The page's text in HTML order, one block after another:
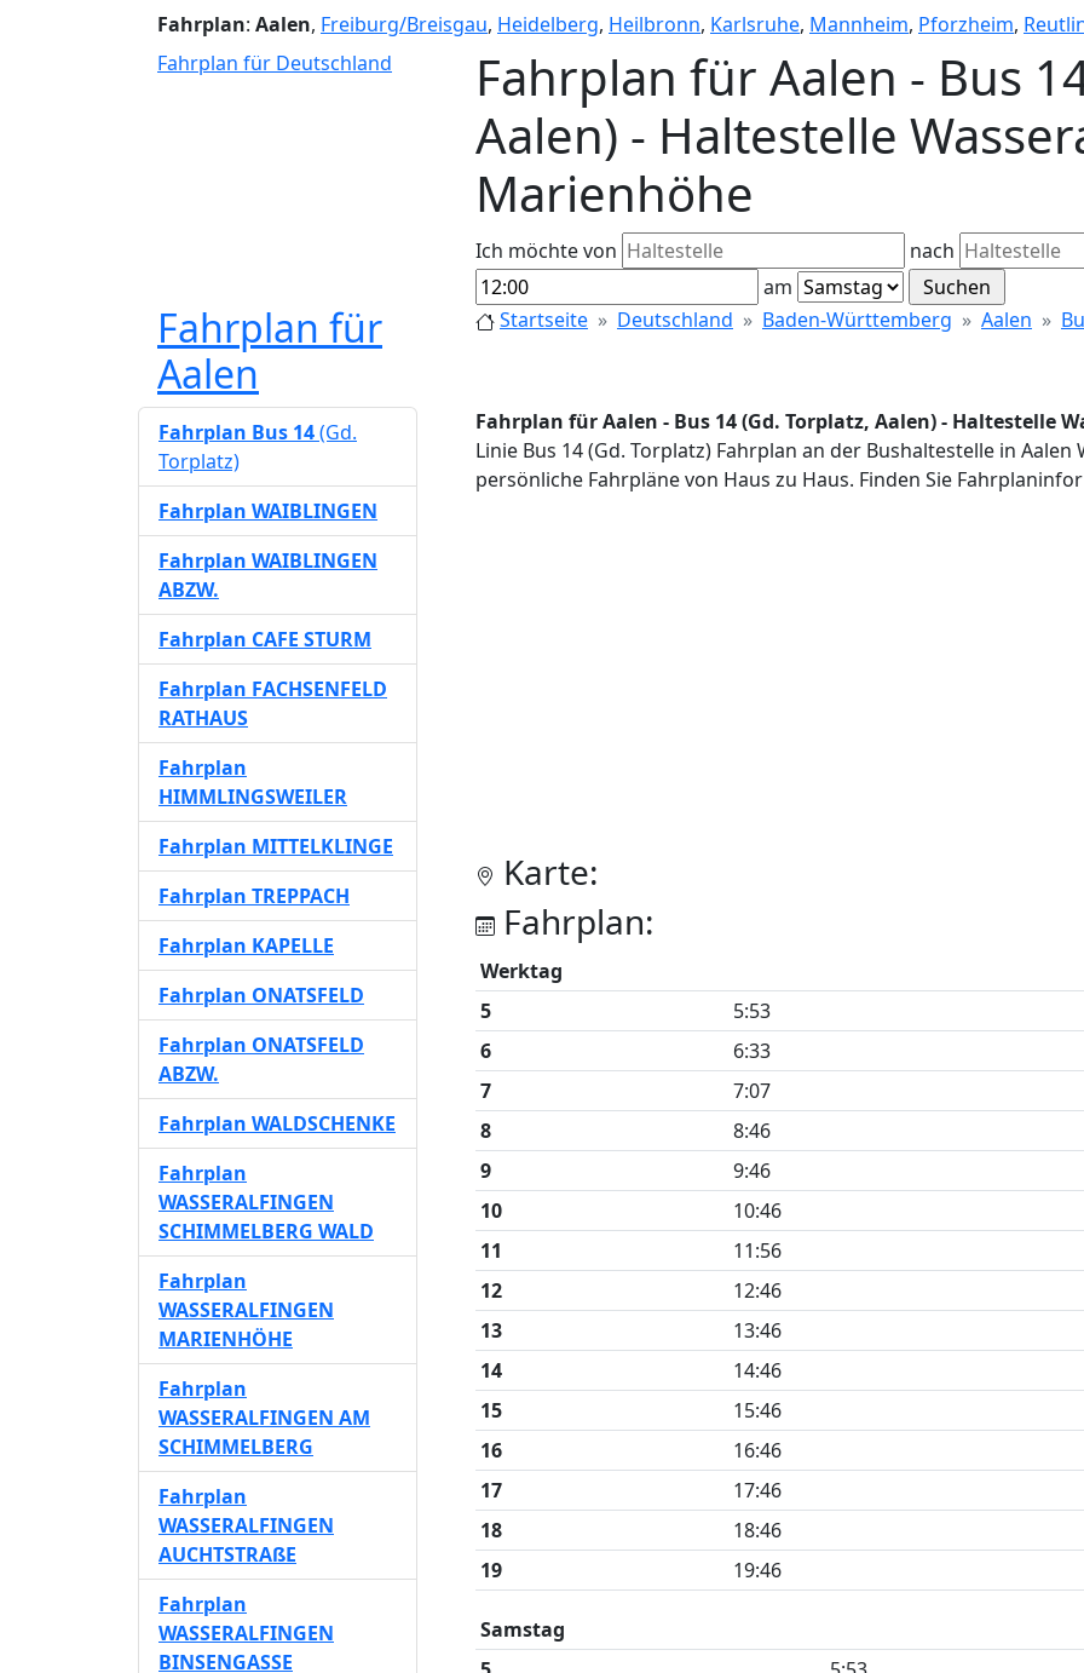
Fahrplan: Aalen, Freiburg/Breisgau, Heidelberg, Heilbronn, Karlsruhe, Mannheim, Pforzheim,
Fahrplan für Deutschland
Fahrplan für Aalen - Bus
Aalen) - Haltestelle
Marienhöhe
Ich möchte von
nach
am
Fahrplan für
Aalen
Startseite Deutschland Baden-Württemberg Aalen
Fahrplan für Aalen - Bus 14 (Gd. Torplatz, Aalen) - Haltestelle
Linie Bus 14 (Gd. Torplatz) Fahrplan an der Bushaltestelle in
persönliche Fahrpläne von Haus zu Haus. Finden Sie
Karte:
Fahrplan:
Werktag
5
5:53
6
6:33
7
7:07
8
8:46
9
9:46
10
10:46
11
11:56
12
12:46
13
13:46
14
14:46
15
15:46
16
16:46
17
17:46
18
18:46
19
19:46
Samstag
Fahrplan Bus 14(Gd.
Torplatz)
Fahrplan WAIBLINGEN
Fahrplan WAIBLINGEN
ABZW.
Fahrplan CAFE STURM
Fahrplan FACHSENFELD
RATHAUS
Fahrplan
HIMMLINGSWEILER
Fahrplan MITTELKLINGE
Fahrplan TREPPACH
Fahrplan KAPELLE
Fahrplan ONATSFELD
Fahrplan ONATSFELD
ABZW.
Fahrplan WALDSCHENKE
Fahrplan
WASSERALFINGEN
SCHIMMELBERG WALD
Fahrplan
WASSERALFINGEN
MARIENHÖHE
Fahrplan
WASSERALFINGEN AM
SCHIMMELBERG
Fahrplan
WASSERALFINGEN
AUCHTSTRAßE
Fahrplan
WASSERALFINGEN
BINSENGASSE